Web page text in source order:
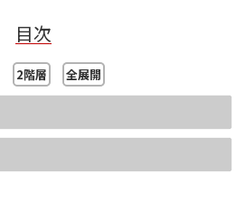
第5章 Podやコンテナを操作する
第6章 複数のPodを作るリソースに対す
るコマンド
第7章 ロールアウトに関するコマンド
（rollout）
に関するコマンド
目次
2階層 全展開